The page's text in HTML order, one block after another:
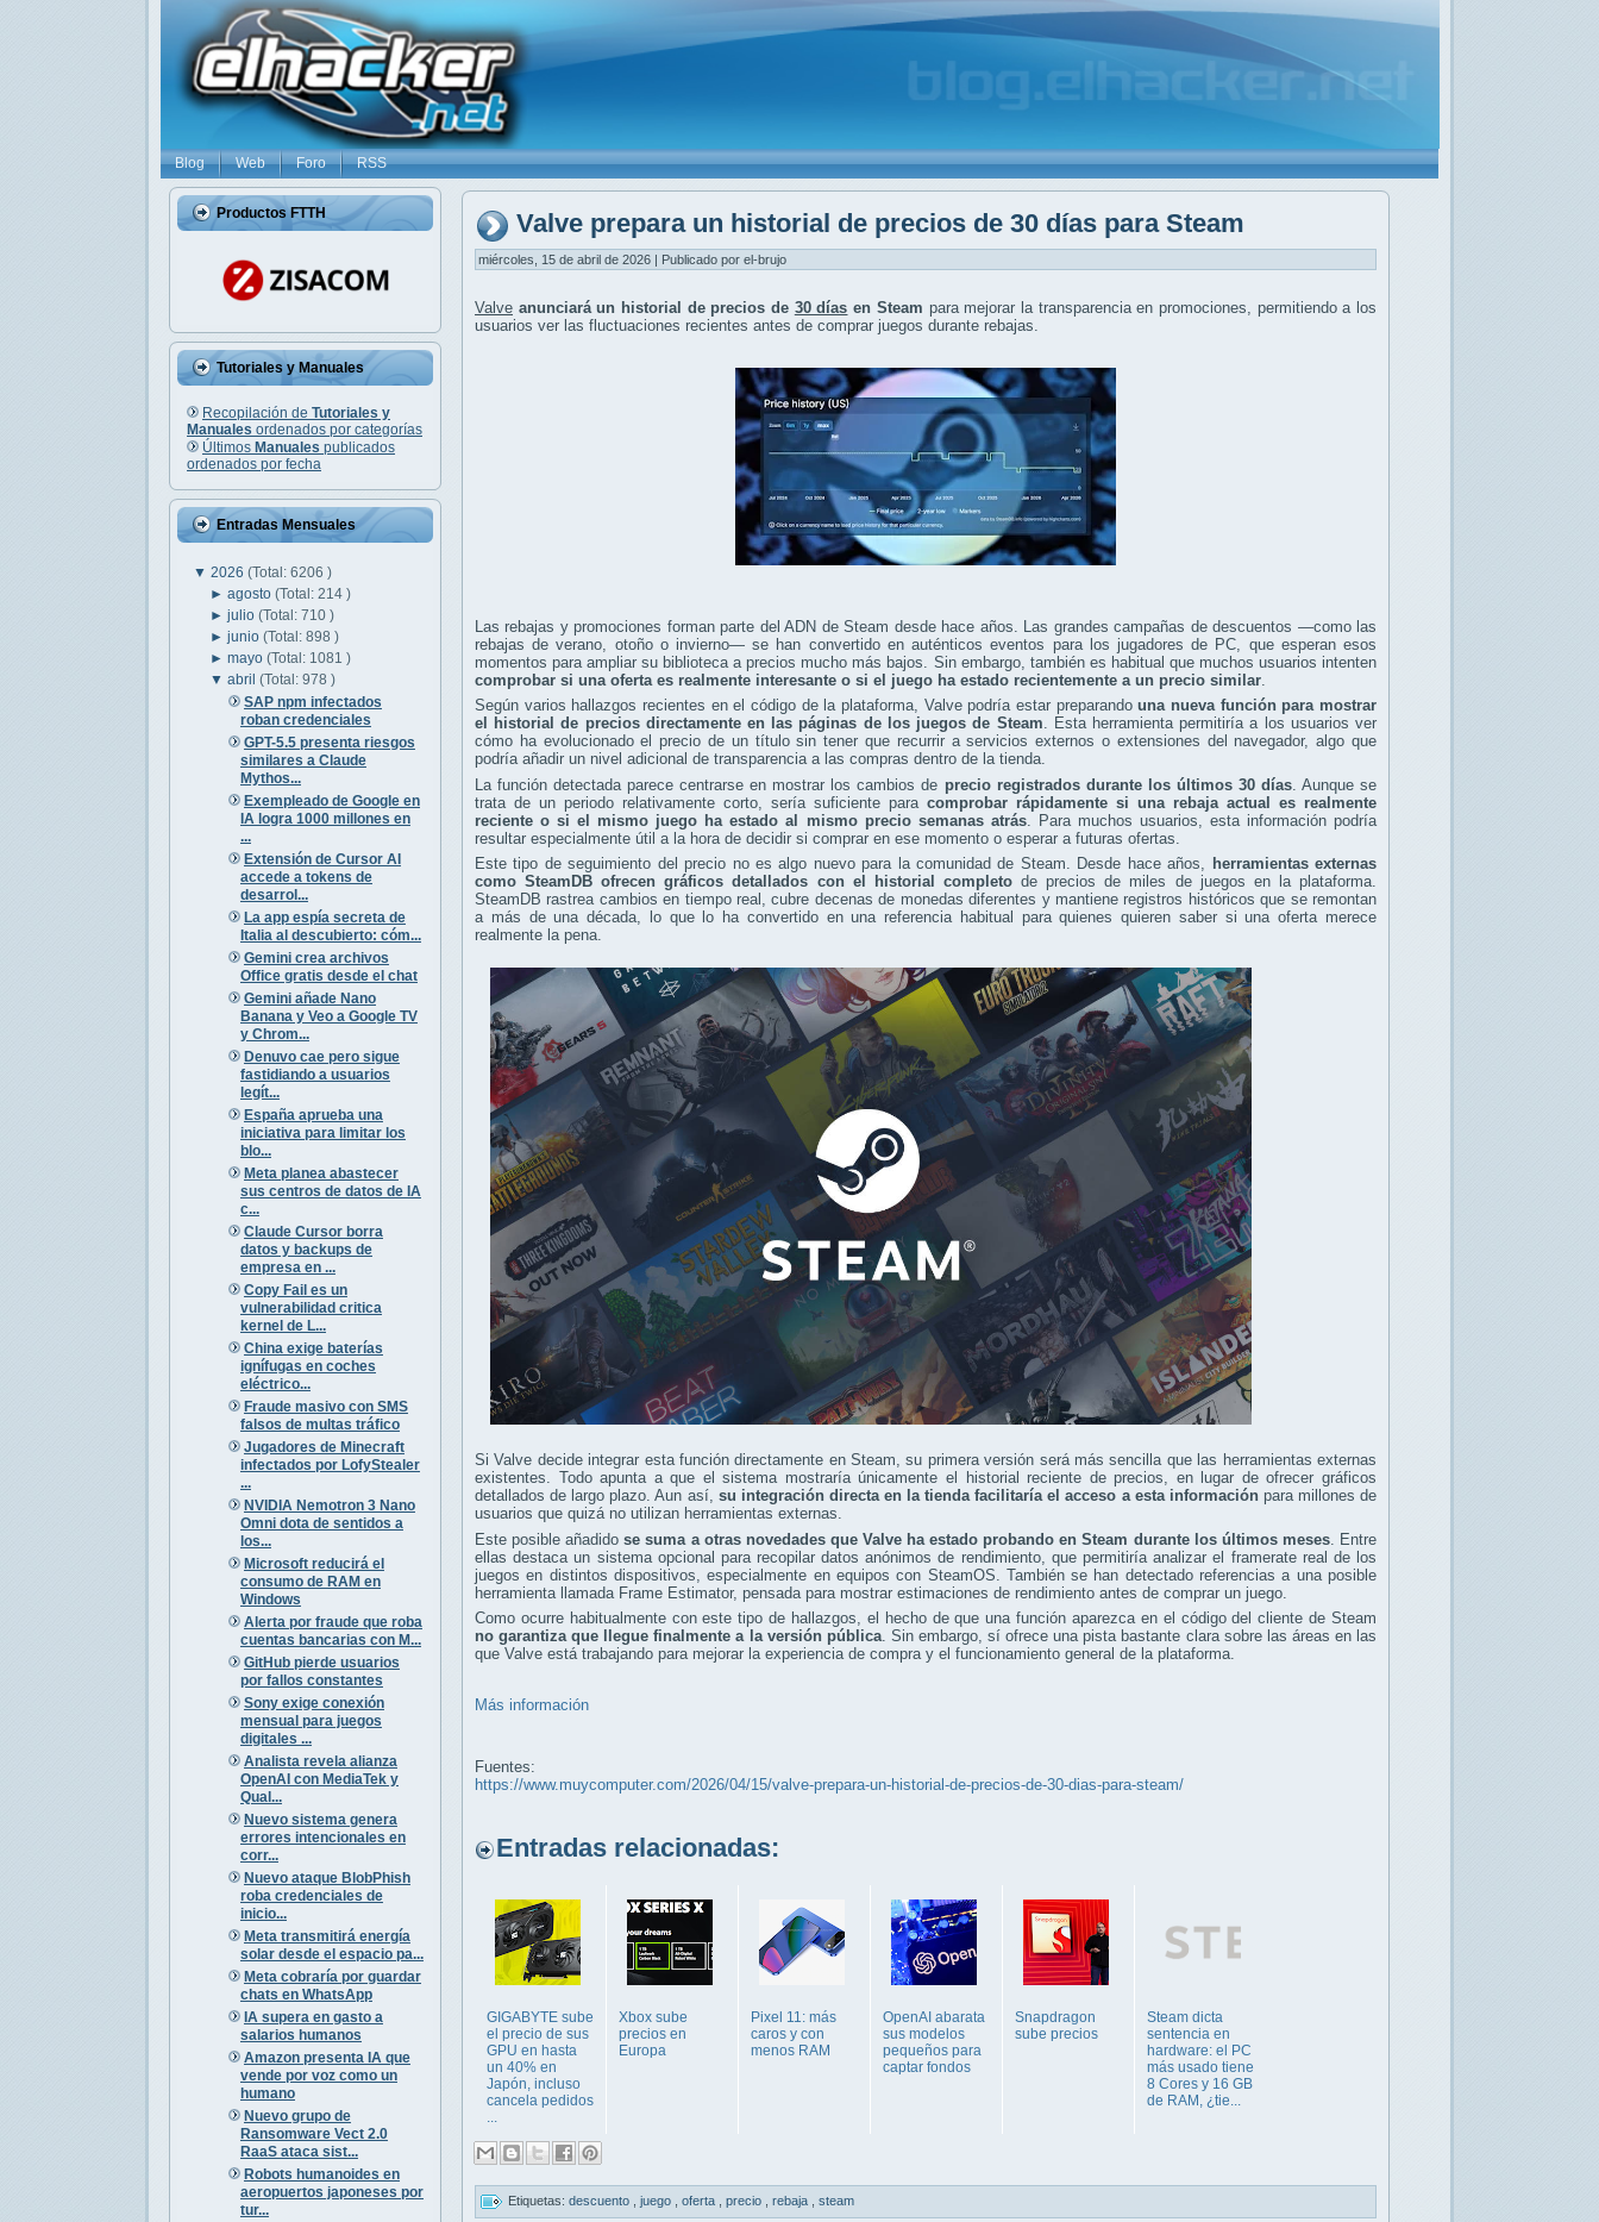
Blog Web Foro RSS
Productos FTTH
Tutoriales y Manuales
Recopilación de Tutoriales y
Manuales ordenados por categorías
Últimos Manuales publicados
ordenados por fecha
Entradas Mensuales
▼ 2026 (Total: 6206 )
►agosto(Total: 214 )
►julio(Total: 710 )
►junio(Total: 898 )
►mayo(Total: 1081 )
▼abril(Total: 978 )
SAP npm infectados
roban credenciales
GPT-5.5 presenta riesgos
similares a Claude
Mythos...
Exempleado de Google en
IA logra 1000 millones en
...
Extensión de Cursor AI
accede a tokens de
desarrol...
La app espía secreta de
Italia al descubierto: cóm...
Gemini crea archivos
Office gratis desde el chat
Gemini añade Nano
Banana y Veo a Google TV
y Chrom...
Denuvo cae pero sigue
fastidiando a usuarios
legít...
España aprueba una
iniciativa para limitar los
blo...
Meta planea abastecer
sus centros de datos de IA
c...
Claude Cursor borra
datos y backups de
empresa en ...
Copy Fail es un
vulnerabilidad critica
kernel de L...
China exige baterías
ignífugas en coches
eléctrico...
Fraude masivo con SMS
falsos de multas tráfico
Jugadores de Minecraft
infectados por LofyStealer
...
NVIDIA Nemotron 3 Nano
Omni dota de sentidos a
los...
Microsoft reducirá el
consumo de RAM en
Windows
Alerta por fraude que roba
cuentas bancarias con M...
GitHub pierde usuarios
por fallos constantes
Sony exige conexión
mensual para juegos
digitales ...
Analista revela alianza
OpenAI con MediaTek y
Qual...
Nuevo sistema genera
errores intencionales en
corr...
Nuevo ataque BlobPhish
roba credenciales de
inicio...
Meta transmitirá energía
solar desde el espacio pa...
Meta cobraría por guardar
chats en WhatsApp
IA supera en gasto a
salarios humanos
Amazon presenta IA que
vende por voz como un
humano
Nuevo grupo de
Ransomware Vect 2.0
RaaS ataca sist...
Robots humanoides en
aeropuertos japoneses por
tur...
Valve prepara un historial de precios de 30 días para Steam
miércoles, 15 de abril de 2026 | Publicado por el-brujo
Valve anunciará un historial de precios de 30 días en Steam para mejorar la transparencia en promociones, permitiendo a los
usuarios ver las fluctuaciones recientes antes de comprar juegos durante rebajas.
Las rebajas y promociones forman parte del ADN de Steam desde hace años. Las grandes campañas de descuentos —como las
rebajas de verano, otoño o invierno— se han convertido en auténticos eventos para los jugadores de PC, que esperan esos
momentos para ampliar su biblioteca a precios mucho más bajos. Sin embargo, también es habitual que muchos usuarios intenten
comprobar si una oferta es realmente interesante o si el juego ha estado recientemente a un precio similar
Según varios hallazgos recientes en el código de la plataforma, Valve podría estar preparandouna nueva función para mostrar
el historial de precios directamente en las páginas de los juegos de Steam. Esta herramienta permitiría a los usuarios ver
cómo ha evolucionado el precio de un título sin tener que recurrir a servicios externos o extensiones del navegador, algo que
podría añadir un nivel adicional de transparencia a las compras dentro de la tienda.
La función detectada parece centrarse en mostrar los cambios de precio registrados durante los últimos 30 días. Aunque se
trata de un periodo relativamente corto, sería suficiente para comprobar rápidamente si una rebaja actual es realmente
reciente o si el mismo juego ha estado al mismo precio semanas atrás. Para muchos usuarios, esta información podría
resultar especialmente útil a la hora de decidir si comprar en ese momento o esperar a futuras ofertas.
Este tipo de seguimiento del precio no es algo nuevo para la comunidad de Steam. Desde hace años, herramientas externas
como SteamDB ofrecen gráficos detallados con el historial completode precios de miles de juegos en la plataforma.
SteamDB rastrea cambios en tiempo real, cubre decenas de monedas diferentes y mantiene registros históricos que se remontan
a más de una década, lo que lo ha convertido en una referencia habitual para quienes quieren saber si una oferta merece
realmente la pena.
Si Valve decide integrar esta función directamente en Steam, su primera versión será más sencilla que las herramientas externas
existentes. Todo apunta a que el sistema mostraría únicamente el historial reciente de precios, en lugar de ofrecer gráficos
detallados de largo plazo. Aun así, su integración directa en la tienda facilitaría el acceso a esta informaciónpara millones de
usuarios que quizá no utilizan herramientas externas.
Este posible añadidose suma a otras novedades que Valve ha estado probando en Steam durante los últimos meses. Entre
ellas destaca un sistema opcional para recopilar datos anónimos de rendimiento, que permitiría analizar el framerate real de los
juegos en distintos dispositivos, especialmente en equipos con SteamOS. También se han detectado referencias a una posible
herramienta llamada Frame Estimator, pensada para mostrar estimaciones de rendimiento antes de comprar un juego.
Como ocurre habitualmente con este tipo de hallazgos, el hecho de que una función aparezca en el código del cliente de Steam
no garantiza que llegue finalmente a la versión pública. Sin embargo, sí ofrece una pista bastante clara sobre las áreas en las
que Valve está trabajando para mejorar la experiencia de compra y el funcionamiento general de la plataforma.
Más información
Fuentes:
https://www.muycomputer.com/2026/04/15/valve-prepara-un-historial-de-precios-de-30-dias-para-steam/
Entradas relacionadas:
GIGABYTE sube
el precio de sus
GPU en hasta
un 40% en
Japón, incluso
cancela pedidos
...
Xbox sube
precios en
Europa
Pixel 11: más
caros y con
menos RAM
OpenAI abarata
sus modelos
pequeños para
captar fondos
Snapdragon
sube precios
Steam dicta
sentencia en
hardware: el PC
más usado tiene
8 Cores y 16 GB
de RAM, ¿tie...
Etiquetas: descuento juego oferta precio rebaja steam